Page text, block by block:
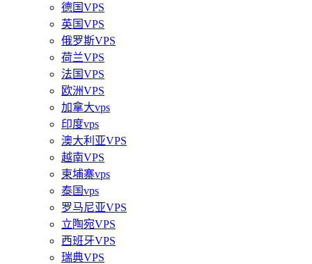
德国VPS
英国VPS
俄罗斯VPS
荷兰VPS
法国VPS
欧洲VPS
加拿大vps
印度vps
澳大利亚VPS
越南VPS
柬埔寨vps
泰国vps
罗马尼亚VPS
立陶宛VPS
西班牙VPS
瑞典VPS